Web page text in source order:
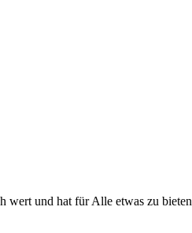
und hat für Alle etwas zu